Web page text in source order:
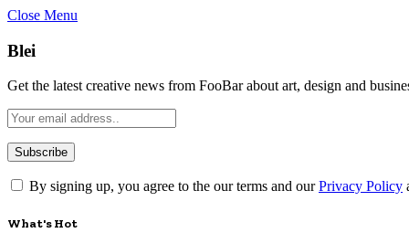
Close Menu
Blei
Get the latest creative news from FooBar about art, design and
By signing up, you agree to the our terms and ourPrivacy Policy
What's Hot